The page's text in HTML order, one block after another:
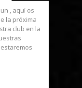
, aquí os
la próxima
club en la